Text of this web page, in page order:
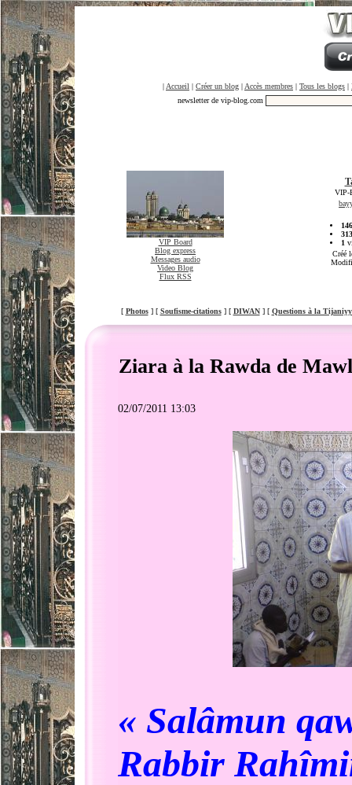
| Accueil | Créer un blog | Accès membres | Tous les blogs |
newsletter de vip-blog.com
VIP Board
Blog express
Messages audio
Video Blog
Flux RSS
VIP-
313
1
Créé
[ Photos] [ Soufisme-citations] [ DIWAN] [ Questions à la
Ziara à la Rawda de
02/07/2011 13:03
« Salâmun
Rabbir